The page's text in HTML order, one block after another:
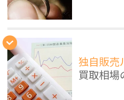
独自販売
買取相場